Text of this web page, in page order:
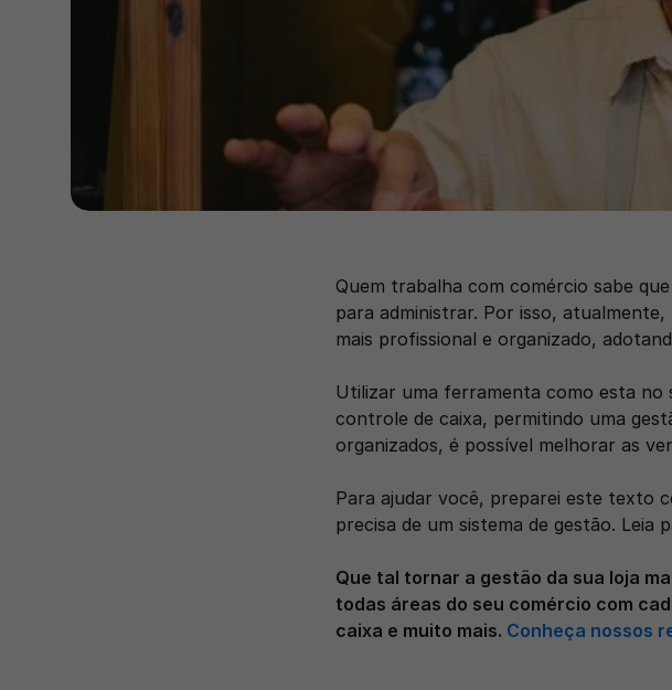
Quem trabalha com comércio sabe
para administrar. Por isso,
mais profissional e organizado,
Utilizar uma ferramenta como esta no
controle de caixa, permitindo uma
organizados, é possível melhorar as
Para ajudar você, preparei este texto
precisa de um sistema de gestão. Leia
Que tal tornar a gestão da sua loja
todas áreas do seu comércio com
caixa e muito mais. Conheça nossos